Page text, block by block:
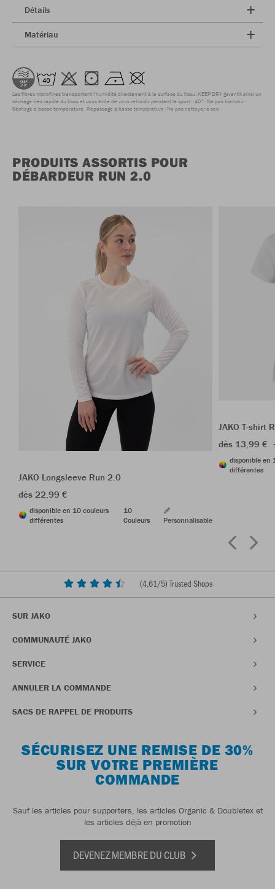
Détails
Matériau
Les fibres microfines transportent l'humidité directement à la surface du tissu. KEEP DRY garantit ainsi un
séchage très rapide du tissu et vous évite de vous refroidir pendant le sport. 40° Ne pas blanchir
Séchage à basse température Repassage à basse température Ne pas nettoyer à sec
PRODUITS ASSORTIS POUR
DÉBARDEUR RUN 2.0
JAKO Longsleeve Run 2.0
dès 22,99 €
disponible en 10 couleurs
différentes
10
Couleurs
Personnalisable
JAKO T-shirt
dès 13,99 €
disponible en
différentes
(4,61/5) Trusted Shops
SUR JAKO
COMMUNAUTÉ JAKO
SERVICE
ANNULER LA COMMANDE
SACS DE RAPPEL DE PRODUITS
SÉCURISEZ UNE REMISE DE 30%
SUR VOTRE PREMIÈRE
COMMANDE
Sauf les articles pour supporters, les articles Organic & Doubletex et
les articles déjà en promotion
DEVENEZ MEMBRE DU CLUB